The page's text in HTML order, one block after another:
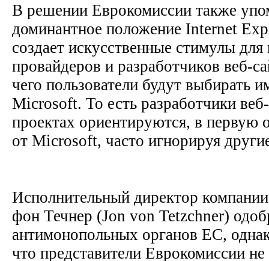
В решении Еврокомиссии также
доминантное положение Internet
создает искусственные стимулы для
провайдеров и разработчиков веб-
чего пользователи будут выбирать
Microsoft. То есть разработчики
проектах ориентируются, в первую
от Microsoft, часто игнорируя
Исполнительный директор
фон Течнер (Jon von Tetzchner)
антимонопольных органов ЕС,
что представители Еврокомиссии